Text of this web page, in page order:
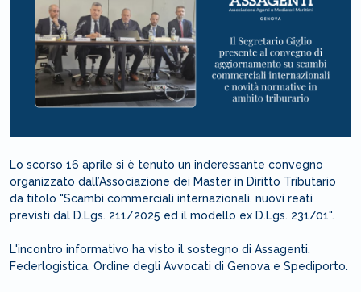
Lo scorso 16 aprile si è tenuto un inderessante convegno
organizzato dall’Associazione dei Master in Diritto Tributario
da titolo "Scambi commerciali internazionali, nuovi reati
previsti dal D.Lgs. 211/2025 ed il modello ex D.Lgs. 231/01".
L'incontro informativo ha visto il sostegno di Assagenti,
Federlogistica, Ordine degli Avvocati di Genova e Spediporto.